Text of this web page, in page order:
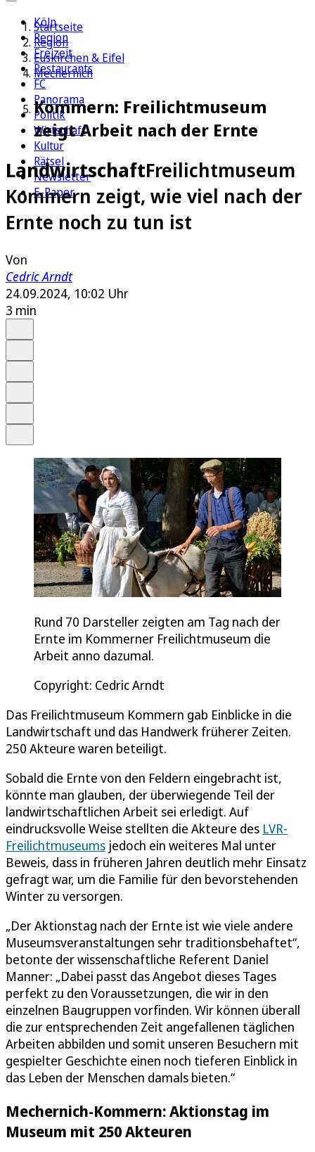
Köln
Region
Freizeit
Restaurants
FC
Panorama
Politik
Wirtschaft
Kultur
Rätsel
Newsletter
E-Paper
Startseite
Region
Euskirchen & Eifel
Mechernich
Kommern: Freilichtmuseum
zeigt Arbeit nach der Ernte
LandwirtschaftFreilichtmuseum
Kommern zeigt, wie viel nach der
Ernte noch zu tun ist
Von
Cedric Arndt
24.09.2024, 10:02 Uhr
3 min
Rund 70 Darsteller zeigten am Tag nach der
Ernte im Kommerner Freilichtmuseum die
Arbeit anno dazumal.
Copyright: Cedric Arndt
Das Freilichtmuseum Kommern gab Einblicke in die
Landwirtschaft und das Handwerk früherer Zeiten.
250 Akteure waren beteiligt.
Sobald die Ernte von den Feldern eingebracht ist,
könnte man glauben, der überwiegende Teil der
landwirtschaftlichen Arbeit sei erledigt. Auf
eindrucksvolle Weise stellten die Akteure des LVR-
Freilichtmuseums jedoch ein weiteres Mal unter
Beweis, dass in früheren Jahren deutlich mehr Einsatz
gefragt war, um die Familie für den bevorstehenden
Winter zu versorgen.
„Der Aktionstag nach der Ernte ist wie viele andere
Museumsveranstaltungen sehr traditionsbehaftet“,
betonte der wissenschaftliche Referent Daniel
Manner: „Dabei passt das Angebot dieses Tages
perfekt zu den Voraussetzungen, die wir in den
einzelnen Baugruppen vorfinden. Wir können überall
die zur entsprechenden Zeit angefallenen täglichen
Arbeiten abbilden und somit unseren Besuchern mit
gespielter Geschichte einen noch tieferen Einblick in
das Leben der Menschen damals bieten.“
Mechernich-Kommern: Aktionstag im
Museum mit 250 Akteuren